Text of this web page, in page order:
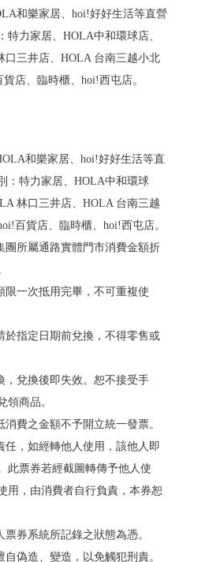
和樂家居、hoi!好好生活等直營
特力家居、HOLA中和環球店、
口三井店、HOLA 台南三越小北
店、臨時櫃、hoi!西屯店。
和樂家居、hoi!好好生活等直
：特力家居、HOLA中和環球
林口三井店、HOLA 台南三越
百貨店、臨時櫃、hoi!西屯店。
團所屬通路實體門市消費金額折
限一次抵用完畢，不可重複使
於指定日期前兌換，不得零售或
，兌換後即失效。恕不接受手
領商品。
費之金額不予開立統一發票。
任，如經轉他人使用，該他人即
此票券若經截圖轉傳予他人使
用，由消費者自行負責，本券恕
券系統所記錄之狀態為憑。
偽造、變造，以免觸犯刑責。